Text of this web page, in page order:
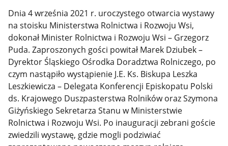
Dnia 4 września 2021 r. uroczystego otwarcia wystawy
na stoisku Ministerstwa Rolnictwa i Rozwoju Wsi,
dokonał Minister Rolnictwa i Rozwoju Wsi – Grzegorz
Puda. Zaproszonych gości powitał Marek Dziubek –
Dyrektor Śląskiego Ośrodka Doradztwa Rolniczego, po
czym nastąpiło wystąpienie J.E. Ks. Biskupa Leszka
Leszkiewicza – Delegata Konferencji Episkopatu Polski
ds. Krajowego Duszpasterstwa Rolników oraz Szymona
Giżyńskiego Sekretarza Stanu w Ministerstwie
Rolnictwa i Rozwoju Wsi. Po inauguracji zebrani goście
zwiedzili wystawę, gdzie mogli podziwiać